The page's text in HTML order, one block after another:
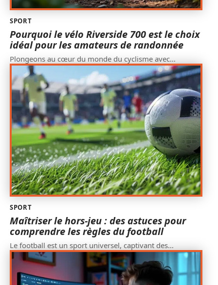
SPORT
Pourquoi le vélo Riverside 700 est le choix
idéal pour les amateurs de randonnée
Plongeons au cœur du monde du cyclisme avec…
SPORT
Maîtriser le hors-jeu : des astuces pour
comprendre les règles du football
Le football est un sport universel, captivant des…